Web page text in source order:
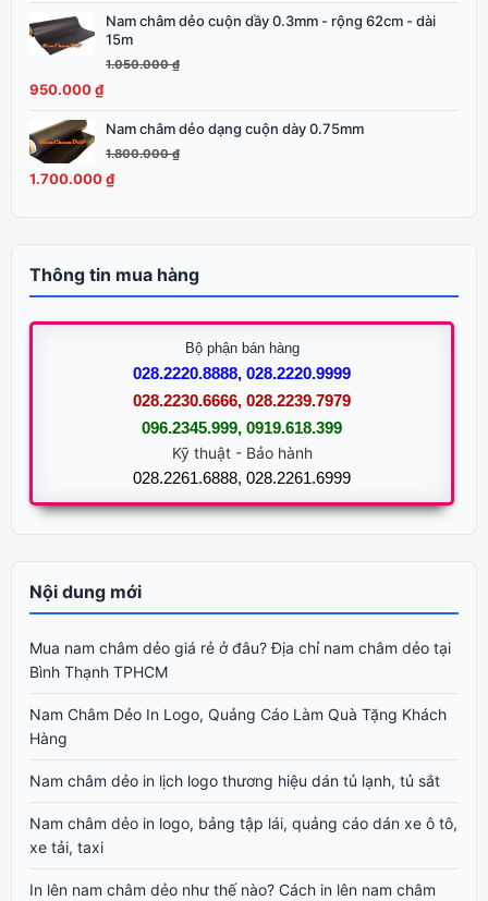
1.150.000 ₫.
Nam châm dẻo cuộn dầy 0.3mm - rộng 62cm - dài
15m
1.050.000₫
Giá
gốc
1.050.000 ₫.
950.000₫
Giá
hiện
là:
950.000 ₫.
Nam châm dẻo dạng cuộn dày 0.75mm
1.800.000₫
Giá
gốc
là:
1.700.000₫
Giá
hiện
tại
Thông tin mua hàng
Bộ phận bán hàng
028.2220.8888, 028.2220.9999
028.2230.6666, 028.2239.7979
096.2345.999, 0919.618.399
Kỹ thuật - Bảo hành
028.2261.6888, 028.2261.6999
Nội dung mới
Mua nam châm dẻo giá rẻ ở đâu? Địa chỉ nam châm dẻo tại
Bình Thạnh TPHCM
Nam Châm Dẻo In Logo, Quảng Cáo Làm Quà Tặng Khách
Hàng
Nam châm dẻo in lịch logo thương hiệu dán tủ lạnh, tủ sắt
Nam châm dẻo in logo, bảng tập lái, quảng cáo dán xe ô tô,
xe tải, taxi
In lên nam châm dẻo như thế nào? Cách in lên nam châm